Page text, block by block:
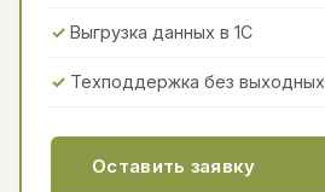
Выгрузка данных в 1С
Техподдержка без выходных
Оставить заявку